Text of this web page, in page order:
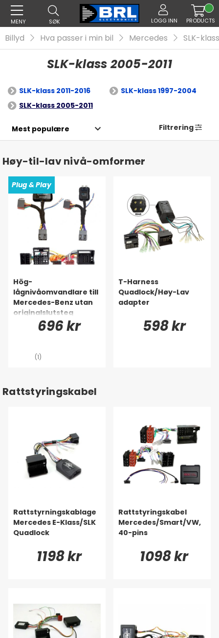
MENY SØK LOGG INN PRODUCTS
Billyd Hva passer i min bil Mercedes SLK-klass
SLK-klass 2005-2011
SLK-klass 2011-2016
SLK-klass 1997-2004
SLK-klass 2005-2011
Filtrering
Høy-til-lav nivå-omformer
Plug & Play
Hög-
lågnivåomvandlare till
Mercedes-Benz utan
originalslutsteg
696 kr
(1)
T-Harness
Quadlock/Høy-Lav
adapter
598 kr
Rattstyringskabel
Rattstyrningskablage
Mercedes E-Klass/SLK
Quadlock
1198 kr
Rattstyringskabel
Mercedes/Smart/VW,
40-pins
1098 kr